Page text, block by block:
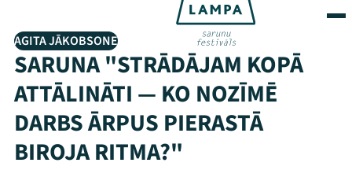
AGITA JĀKOBSONE
SARUNA "STRĀDĀJAM KOPĀ
ATTĀLINĀTI — KO NOZĪMĒ
DARBS ĀRPUS PIERASTĀ
BIROJA RITMA?"